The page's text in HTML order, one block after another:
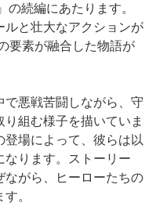
続編にあたります。
ルと壮大なアクションが
要素が融合した物語が
悪戦苦闘しながら、守
組む様子を描いていま
場によって、彼らは以
なります。ストーリー
ながら、ヒーローたちの
。